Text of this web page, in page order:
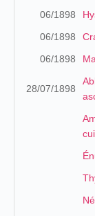
06/1898
06/1898
06/1898
28/07/1898